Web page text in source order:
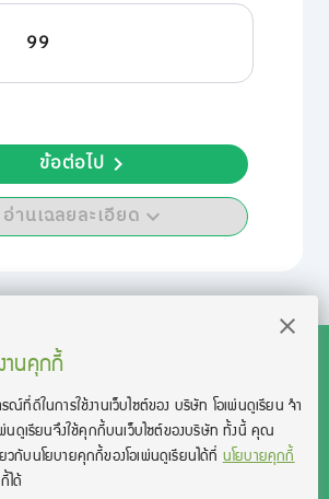
99
อ่านเฉลยละเอียด
ข้อต่อไป
านคุกกี้
ณ์ที่ดีในการใช้งานเว็บไซต์ของ บริษัท โอเพ่นดูเรียน จํา
พ่นดูเรียนจึงใช้คุกกี้บนเว็บไซต์ของบริษัท ทั้งนี้ คุณ
วกับนโยบายคุกกี้ของโอเพ่นดูเรียนได้ที่นโยบายคุกกี้
ได้
ท โอเพ่นดูเรียน จำกัด 2021 ©︎ OpenDurian
Co., Ltd.
are registered trademarks of Educational Testing